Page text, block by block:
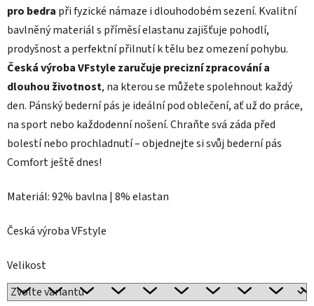
pro bedra při fyzické námaze i dlouhodobém sezení. Kvalitní
bavlněný materiál s příměsí elastanu zajišťuje pohodlí,
prodyšnost a perfektní přilnutí k tělu bez omezení pohybu.
Česká výroba VFstyle zaručuje precizní zpracování a
dlouhou životnost, na kterou se můžete spolehnout každý
den. Pánský bederní pás je ideální pod oblečení, ať už do práce,
na sport nebo každodenní nošení. Chraňte svá záda před
bolestí nebo prochladnutí – objednejte si svůj bederní pás
Comfort ještě dnes!
Materiál: 92% bavlna | 8% elastan
Česká výroba VFstyle
Velikost